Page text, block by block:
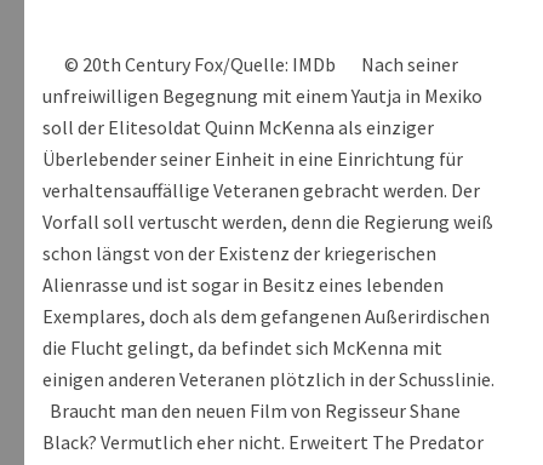
© 20th Century Fox/Quelle: IMDb Nach seiner
unfreiwilligen Begegnung mit einem Yautja in Mexiko
soll der Elitesoldat Quinn McKenna als einziger
Überlebender seiner Einheit in eine Einrichtung für
verhaltensauffällige Veteranen gebracht werden. Der
Vorfall soll vertuscht werden, denn die Regierung weiß
schon längst von der Existenz der kriegerischen
Alienrasse und ist sogar in Besitz eines lebenden
Exemplares, doch als dem gefangenen Außerirdischen
die Flucht gelingt, da befindet sich McKenna mit
einigen anderen Veteranen plötzlich in der Schusslinie.
Braucht man den neuen Film von Regisseur Shane
Black? Vermutlich eher nicht. Erweitert The Predator